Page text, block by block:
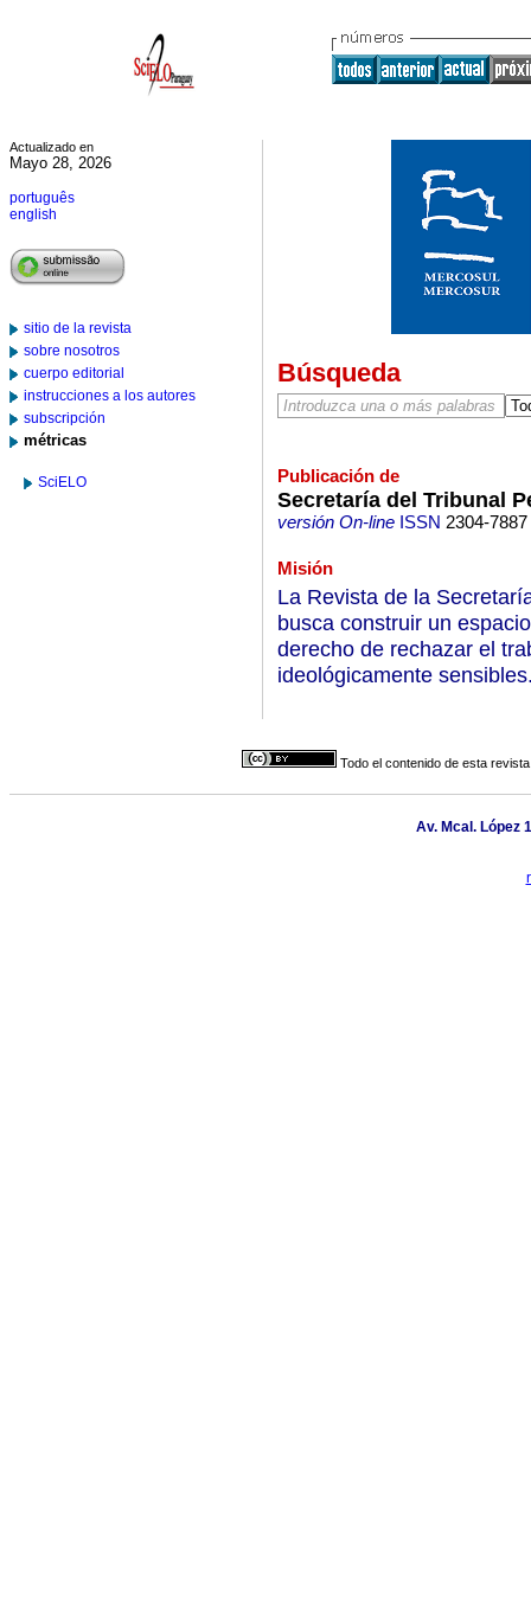
Actualizado en
Mayo 28, 2026
português
english
sitio de la revista
sobre nosotros
cuerpo editorial
instrucciones a los autores
subscripción
métricas
SciELO
Búsqueda
Publicación de
Secretaría del Tribunal
versión On-lineISSN 2304-7887
Misión
La Revista de la
busca construir un
derecho de rechazar el
ideológicamente
Todo el contenido de esta
Av. Mcal. López